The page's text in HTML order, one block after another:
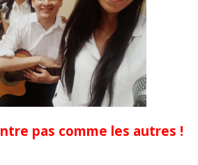
pas comme les autres !